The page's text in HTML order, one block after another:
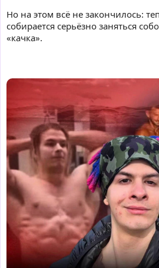
Но на этом всё не закончилось:
собирается серьёзно заняться
«качка».